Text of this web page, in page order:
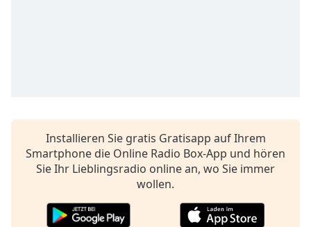
settings
opens
subtitles
settings
subtitles
Installieren Sie gratis Gratisapp auf Ihrem
Smartphone die Online Radio Box-App und hören
Sie Ihr Lieblingsradio online an, wo Sie immer
wollen.